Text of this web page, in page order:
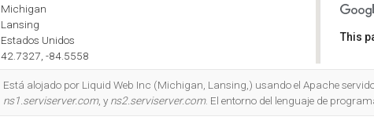
Michigan
Lansing
Estados Unidos
42.7327, -84.5558
This
Está alojado por Liquid Web Inc (Michigan, Lansing,) usando el Apache
ns1.serviserver.com, y ns2.serviserver.com. El entorno del lenguaje de